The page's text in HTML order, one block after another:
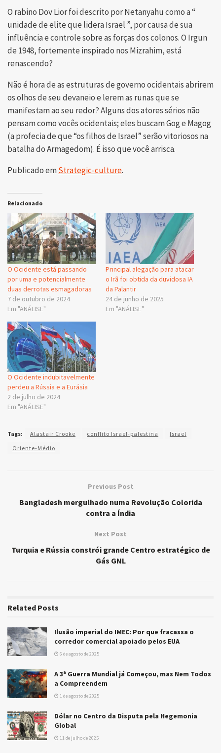
O rabino Dov Lior foi descrito por Netanyahu como a “
unidade de elite que lidera Israel ”, por causa de sua
influência e controle sobre as forças dos colonos. O Irgun
de 1948, fortemente inspirado nos Mizrahim, está
renascendo?
Não é hora de as estruturas de governo ocidentais abrirem
os olhos de seu devaneio e lerem as runas que se
manifestam ao seu redor? Alguns dos atores sérios não
pensam como vocês ocidentais; eles buscam Gog e Magog
(a profecia de que “os filhos de Israel” serão vitoriosos na
batalha do Armagedom). É isso que você arrisca.
Publicado emStrategic-culture.
Relacionado
O Ocidente está passando
por uma e potencialmente
duas derrotas esmagadoras
7 de outubro de 2024
Em "ANÁLISE"
Principal alegação para atacar
o Irã foi obtida da duvidosa IA
da Palantir
24 de junho de 2025
Em "ANÁLISE"
O Ocidente indubitavelmente
perdeu a Rússia e a Eurásia
2 de julho de 2024
Em "ANÁLISE"
Tags: Alastair Crooke conflito Israel-palestina
Israel
Oriente-Médio
Previous Post
Bangladesh mergulhado numa Revolução Colorida
contra a Índia
Next Post
Turquia e Rússia constrói grande Centro estratégico de
Gás GNL
Related Posts
Ilusão imperial do IMEC: Por que fracassa o
corredor comercial apoiado pelos EUA
6 de agosto de 2025
A 3ª Guerra Mundial já Começou, mas Nem Todos
a Compreendem
1 de agosto de 2025
Dólar no Centro da Disputa pela Hegemonia
Global
11 de julho de 2025